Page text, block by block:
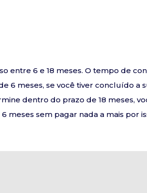
entre 6 e 18 meses. O tempo de
6 meses, se você tiver concluído a
dentro do prazo de 18 meses,
meses sem pagar nada a mais por